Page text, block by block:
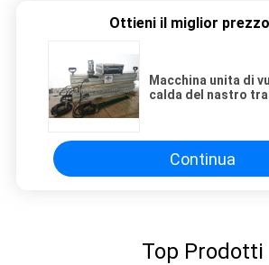
Ottieni il miglior
Macchina unita di
calda del nastro
Continua
Top Prodotti